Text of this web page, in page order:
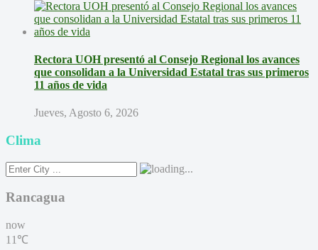
Rectora UOH presentó al Consejo Regional los avances
que consolidan a la Universidad Estatal tras sus primeros
11 años de vida
Jueves, Agosto 6, 2026
Clima
Rancagua
now
11℃